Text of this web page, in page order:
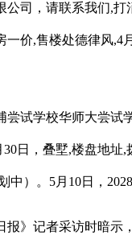
，请联系我们,打
价,售楼处德律风
学校华师大尝试
日，叠墅,楼盘地
）。5月10日，
记者采访时暗示